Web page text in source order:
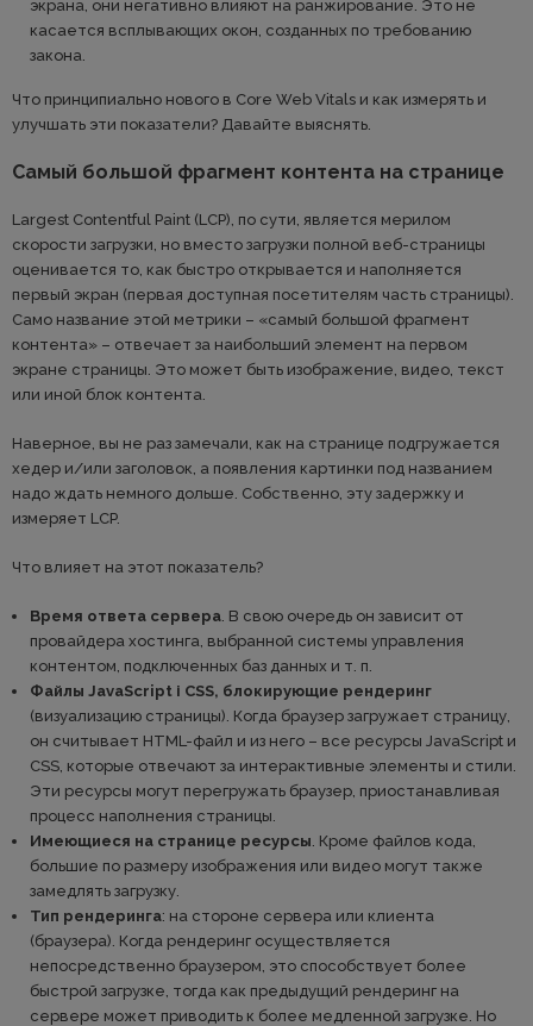
экрана, они негативно влияют на ранжирование. Это не
касается всплывающих окон, созданных по требованию
закона.
Что принципиально нового в Core Web Vitals и как измерять и
улучшать эти показатели? Давайте выяснять.
Самый большой фрагмент контента на странице
Largest Contentful Paint (LCP), по сути, является мерилом
скорости загрузки, но вместо загрузки полной веб-страницы
оценивается то, как быстро открывается и наполняется
первый экран (первая доступная посетителям часть страницы).
Само название этой метрики – «самый большой фрагмент
контента» – отвечает за наибольший элемент на первом
экране страницы. Это может быть изображение, видео, текст
или иной блок контента.
Наверное, вы не раз замечали, как на странице подгружается
хедер и/или заголовок, а появления картинки под названием
надо ждать немного дольше. Собственно, эту задержку и
измеряет LCP.
Что влияет на этот показатель?
Время ответа сервера. В свою очередь он зависит от
провайдера хостинга, выбранной системы управления
контентом, подключенных баз данных и т. п.
Файлы JavaScript і CSS, блокирующие рендеринг
(визуализацию страницы). Когда браузер загружает страницу,
он считывает HTML-файл и из него – все ресурсы JavaScript и
CSS, которые отвечают за интерактивные элементы и стили.
Эти ресурсы могут перегружать браузер, приостанавливая
процесс наполнения страницы.
Имеющиеся на странице ресурсы. Кроме файлов кода,
большие по размеру изображения или видео могут также
замедлять загрузку.
Тип рендеринга: на стороне сервера или клиента
(браузера). Когда рендеринг осуществляется
непосредственно браузером, это способствует более
быстрой загрузке, тогда как предыдущий рендеринг на
сервере может приводить к более медленной загрузке. Но